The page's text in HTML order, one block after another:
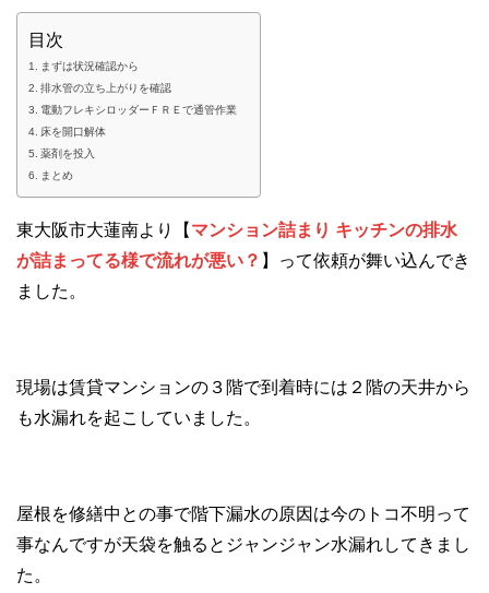
目次
まずは状況確認から
排水管の立ち上がりを確認
電動フレキシロッダーＦＲＥで通管作業
床を開口解体
薬剤を投入
まとめ
東大阪市大蓮南より【 マンション詰まり キッチンの排水
が詰まってる様で流れが悪い？ 】って依頼が舞い込んでき
ました。
現場は賃貸マンションの３階で到着時には２階の天井から
も水漏れを起こしていました。
屋根を修繕中との事で階下漏水の原因は今のトコ不明って
事なんですが天袋を触るとジャンジャン水漏れしてきまし
た。